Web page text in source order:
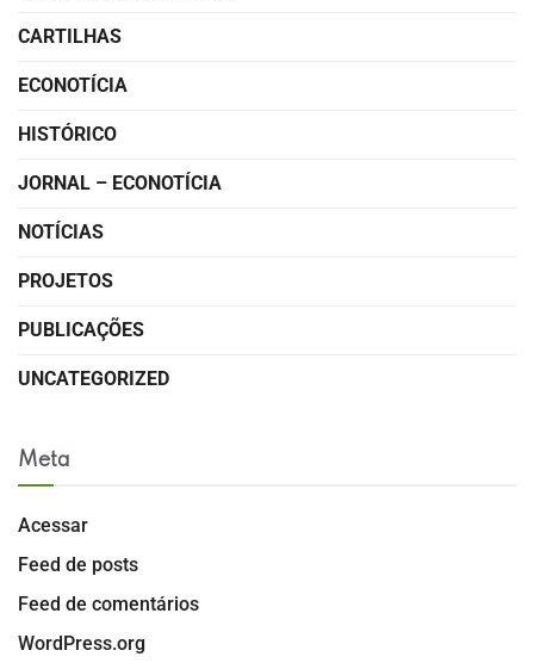
CARTILHAS
ECONOTÍCIA
HISTÓRICO
JORNAL – ECONOTÍCIA
NOTÍCIAS
PROJETOS
PUBLICAÇÕES
UNCATEGORIZED
Meta
Acessar
Feed de posts
Feed de comentários
WordPress.org